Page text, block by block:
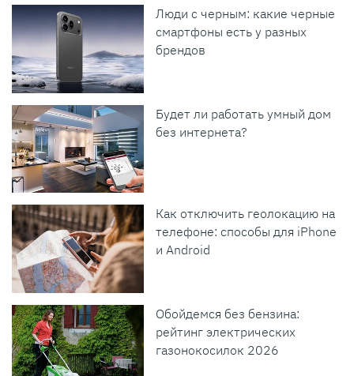
Люди с черным: какие черные
смартфоны есть у разных
брендов
Будет ли работать умный дом
без интернета?
Как отключить геолокацию на
телефоне: способы для iPhone
и Android
Обойдемся без бензина:
рейтинг электрических
газонокосилок 2026